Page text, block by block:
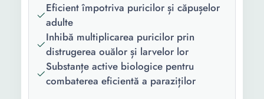
Eficient împotriva puricilor și căpușelor
adulte
Inhibă multiplicarea puricilor prin
distrugerea ouălor și larvelor lor
Substanțe active biologice pentru
combaterea eficientă a paraziților